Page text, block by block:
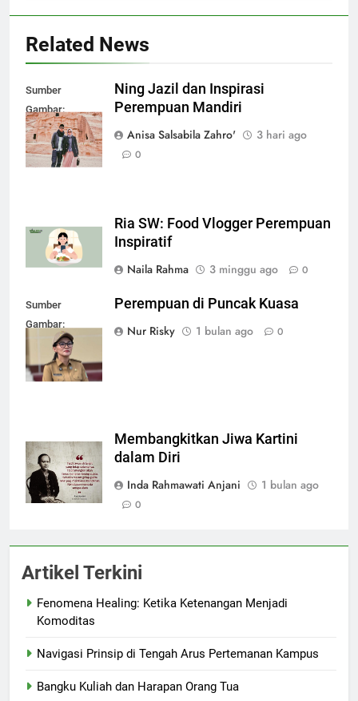
Related News
Sumber
Gambar:
radarkediri.jawapos.com
Ning Jazil dan Inspirasi
Perempuan Mandiri
Anisa Salsabila Zahro'
3 hari ago
0
Ria SW: Food Vlogger Perempuan
Inspiratif
Naila Rahma
3 minggu ago 0
Sumber
Gambar:
timesmalut.com
Perempuan di Puncak Kuasa
Nur Risky
1 bulan ago 0
Membangkitkan Jiwa Kartini
dalam Diri
Inda Rahmawati Anjani
1 bulan ago
0
Artikel Terkini
Fenomena Healing: Ketika Ketenangan Menjadi
Komoditas
Navigasi Prinsip di Tengah Arus Pertemanan Kampus
Bangku Kuliah dan Harapan Orang Tua